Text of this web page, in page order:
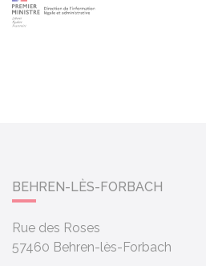
BEHREN-LÈS-FORBACH
Rue des Roses
57460 Behren-lès-Forbach